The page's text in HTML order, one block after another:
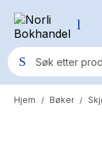
Populære søk
Hjem / Bøker /